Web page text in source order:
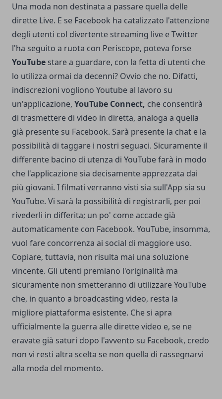
Una moda non destinata a passare quella delle
dirette Live. E se Facebook ha catalizzato l'attenzione
degli utenti col divertente streaming live e Twitter
l'ha seguito a ruota con Periscope, poteva forse
YouTube stare a guardare, con la fetta di utenti che
lo utilizza ormai da decenni? Ovvio che no. Difatti,
indiscrezioni vogliono Youtube al lavoro su
un'applicazione, YouTube Connect, che consentirà
di trasmettere di video in diretta, analoga a quella
già presente su Facebook. Sarà presente la chat e la
possibilità di taggare i nostri seguaci. Sicuramente il
differente bacino di utenza di YouTube farà in modo
che l'applicazione sia decisamente apprezzata dai
più giovani. I filmati verranno visti sia sull'App sia su
YouTube. Vi sarà la possibilità di registrarli, per poi
rivederli in differita; un po' come accade già
automaticamente con Facebook. YouTube, insomma,
vuol fare concorrenza ai social di maggiore uso.
Copiare, tuttavia, non risulta mai una soluzione
vincente. Gli utenti premiano l'originalità ma
sicuramente non smetteranno di utilizzare YouTube
che, in quanto a broadcasting video, resta la
migliore piattaforma esistente. Che si apra
ufficialmente la guerra alle dirette video e, se ne
eravate già saturi dopo l'avvento su Facebook, credo
non vi resti altra scelta se non quella di rassegnarvi
alla moda del momento.